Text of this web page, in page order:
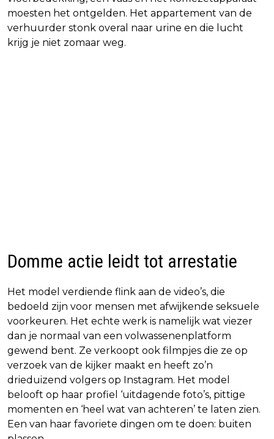
moesten het ontgelden. Het appartement van de
verhuurder stonk overal naar urine en die lucht
krijg je niet zomaar weg.
Domme actie leidt tot arrestatie
Het model verdiende flink aan de video’s, die
bedoeld zijn voor mensen met afwijkende seksuele
voorkeuren. Het echte werk is namelijk wat viezer
dan je normaal van een volwassenenplatform
gewend bent. Ze verkoopt ook filmpjes die ze op
verzoek van de kijker maakt en heeft zo’n
drieduizend volgers op Instagram. Het model
belooft op haar profiel ‘uitdagende foto’s, pittige
momenten en ‘heel wat van achteren’ te laten zien.
Een van haar favoriete dingen om te doen: buiten